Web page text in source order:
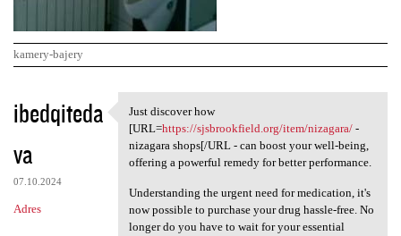
kamery-bajery
K
o
m
e
n
ibedqiteda
va
07.10.2024
Adres
Just discover how [URL=https:
Just discover how
[URL=https://sjsbrookfield.org/item/nizagara/-
nizagara shops[/URL - can boost your well-being,
offering a powerful remedy for better performance.
Understanding the urgent need for medication, it's
now possible to purchase your drug hassle-free. No
longer do you have to wait for your essential